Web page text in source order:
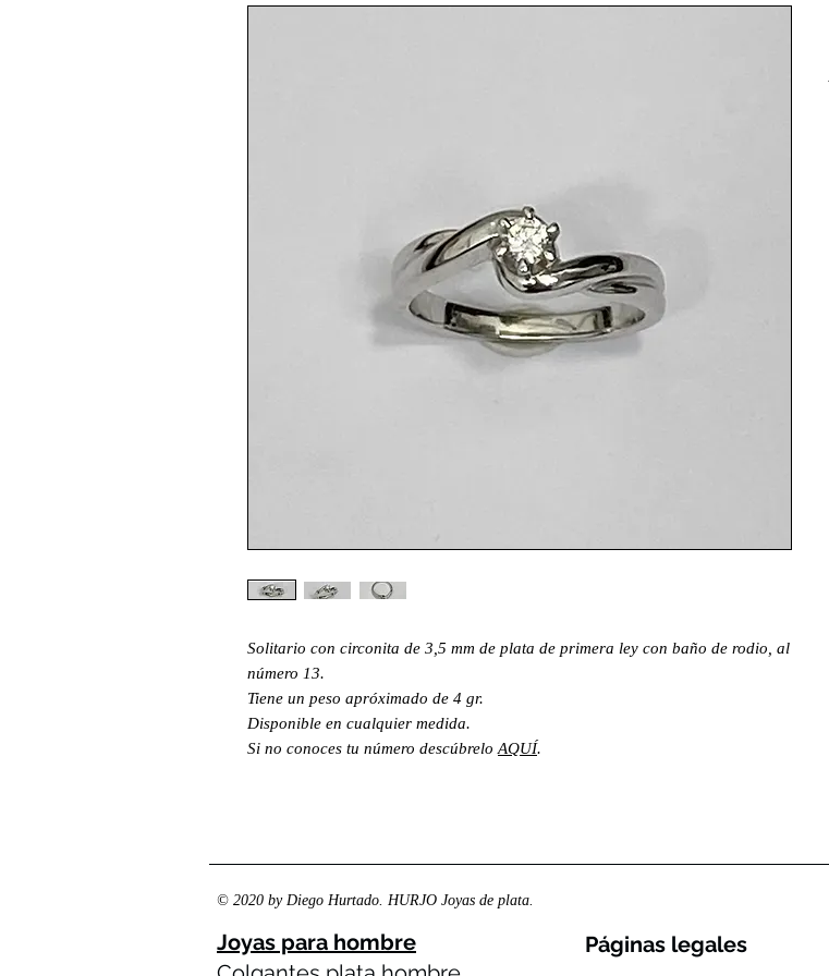
Solitario con circonita de 3,5 mm de plata de primera ley con baño de rodio, al
número 13.
Tiene un peso apróximado de 4 gr.
Disponible en cualquier medida.
Si no conoces tu número descúbrelo AQUÍ.
© 2020 by Diego Hurtado. HURJO Joyas de plata.
Joyas para hombre
Páginas legales​